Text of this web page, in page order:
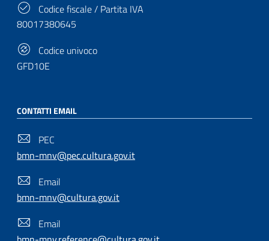
Codice fiscale / Partita IVA
80017380645
Codice univoco
GFD10E
CONTATTI EMAIL
PEC
bmn-mnv@pec.cultura.gov.it
Email
bmn-mnv@cultura.gov.it
Email